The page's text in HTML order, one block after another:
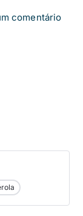
comentário